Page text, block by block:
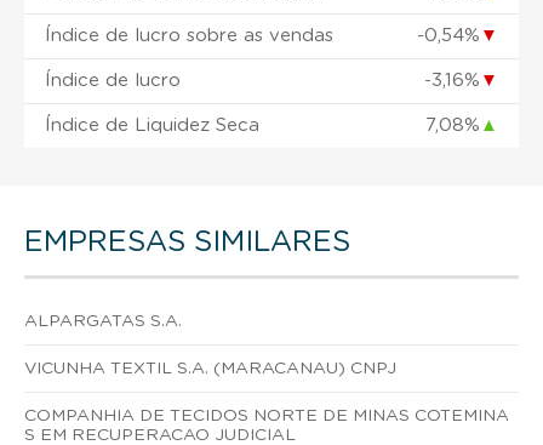
Índice de lucro sobre as vendas -0,54% ▼
Índice de lucro -3,16% ▼
Índice de Liquidez Seca 7,08% ▲
EMPRESAS SIMILARES
ALPARGATAS S.A.
VICUNHA TEXTIL S.A. (MARACANAU) CNPJ
COMPANHIA DE TECIDOS NORTE DE MINAS COTEMINA
S EM RECUPERACAO JUDICIAL